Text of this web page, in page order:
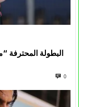
البطولة المحترفة
0